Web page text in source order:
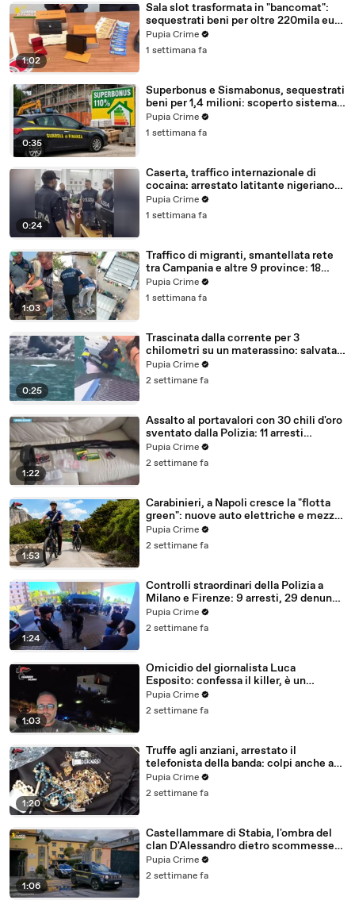
1:02
Sala slot trasformata in "bancomat":
sequestrati beni per oltre 220mila euro
a due coniugi (29.07.26)
Pupia Crime
1 settimana fa
0:35
Superbonus e Sismabonus, sequestrati
beni per 1,4 milioni: scoperto sistema
con false abitazioni (29.07.26)
Pupia Crime
1 settimana fa
0:24
Caserta, traffico internazionale di
cocaina: arrestato latitante nigeriano
ricercato dal 2019 (28.07.26)
Pupia Crime
1 settimana fa
1:03
Traffico di migranti, smantellata rete
tra Campania e altre 9 province: 18
arresti (27.07.26)
Pupia Crime
1 settimana fa
0:25
Trascinata dalla corrente per 3
chilometri su un materassino: salvata
dalla Polizia (25.07.26)
Pupia Crime
2 settimane fa
1:22
Assalto al portavalori con 30 chili d'oro
sventato dalla Polizia: 11 arresti
(25.07.26)
Pupia Crime
2 settimane fa
1:53
Carabinieri, a Napoli cresce la "flotta
green": nuove auto elettriche e mezzi
sostenibili anche sulle isole (25.07.26)
Pupia Crime
2 settimane fa
1:24
Controlli straordinari della Polizia a
Milano e Firenze: 9 arresti, 29 denunce
e oltre 7mila persone identificate
(25.07.26)
Pupia Crime
2 settimane fa
1:03
Omicidio del giornalista Luca
Esposito: confessa il killer, è un
26enne tunisino (25.07.26)
Pupia Crime
2 settimane fa
1:20
Truffe agli anziani, arrestato il
telefonista della banda: colpi anche ad
Aversa, oltre 300mila euro il bottino
stimato (24.07.26)
Pupia Crime
2 settimane fa
1:06
Castellammare di Stabia, l'ombra del
clan D'Alessandro dietro scommesse
illegali: 5 arresti (24.07.26)
Pupia Crime
2 settimane fa